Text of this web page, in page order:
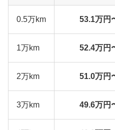
0.5万km 53.1万円
1万km 52.4万円
2万km 51.0万円
3万km 49.6万円